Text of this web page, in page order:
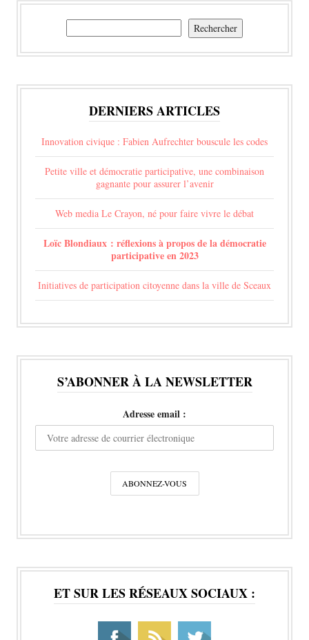
Rechercher
DERNIERS ARTICLES
Innovation civique : Fabien Aufrechter bouscule les codes
Petite ville et démocratie participative, une combinaison
gagnante pour assurer l’avenir
Web media Le Crayon, né pour faire vivre le débat
Loïc Blondiaux : réflexions à propos de la démocratie
participative en 2023
Initiatives de participation citoyenne dans la ville de Sceaux
S’ABONNER À LA NEWSLETTER
Adresse email :
ET SUR LES RÉSEAUX SOCIAUX :